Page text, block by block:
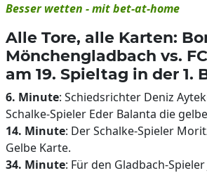
Besser wetten - mitbet-at-home
Alle Tore, alle Karten:
Mönchengladbach vs.
am 19. Spieltag in der 1.
6. Minute: Schiedsrichter Deniz
Schalke-Spieler Eder Balanta die
14. Minute: Der Schalke-Spieler
Gelbe Karte.
34. Minute: Für den Gladbach-